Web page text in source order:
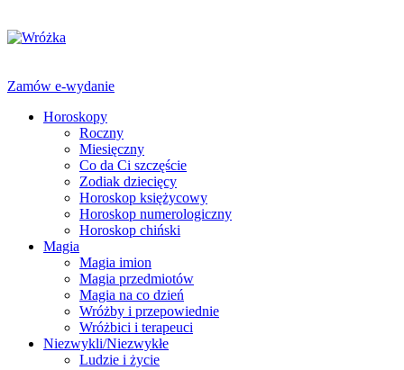
Zamów e-wydanie
Horoskopy
Roczny
Miesięczny
Co da Ci szczęście
Zodiak dziecięcy
Horoskop księżycowy
Horoskop numerologiczny
Horoskop chiński
Magia
Magia imion
Magia przedmiotów
Magia na co dzień
Wróżby i przepowiednie
Wróżbici i terapeuci
Niezwykli/Niezwykłe
Ludzie i życie